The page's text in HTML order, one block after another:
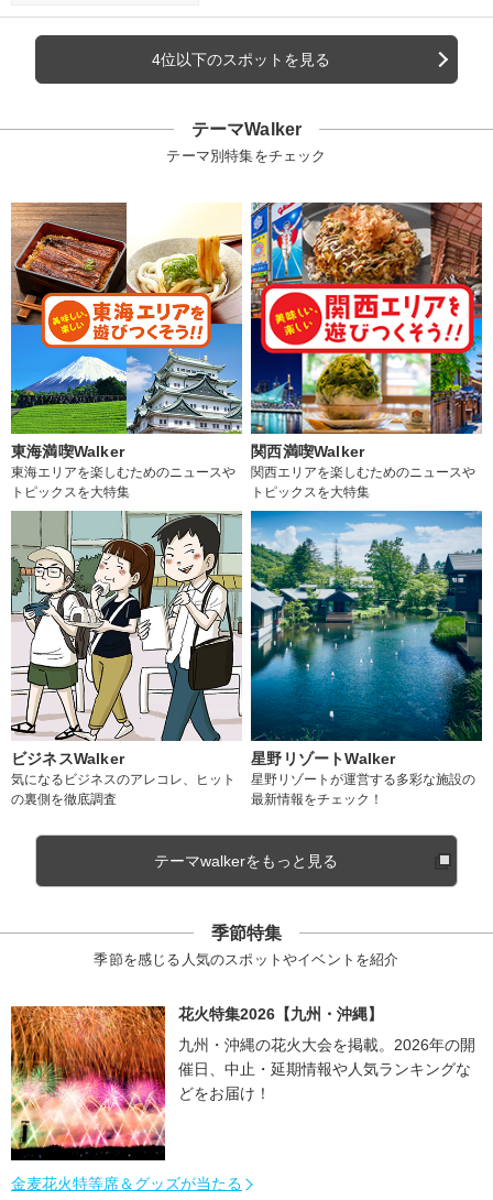
4位以下のスポットを見る
テーマWalker
テーマ別特集をチェック
東海満喫Walker
東海エリアを楽しむためのニュースや
トピックスを大特集
関西満喫Walker
関西エリアを楽しむためのニュースや
トピックスを大特集
ビジネスWalker
気になるビジネスのアレコレ、ヒット
の裏側を徹底調査
星野リゾートWalker
星野リゾートが運営する多彩な施設の
最新情報をチェック！
テーマwalkerをもっと見る
季節特集
季節を感じる人気のスポットやイベントを紹介
花火特集2026【九州・沖縄】
九州・沖縄の花火大会を掲載。2026年の開
催日、中止・延期情報や人気ランキングな
どをお届け！
金麦花火特等席＆グッズが当たる